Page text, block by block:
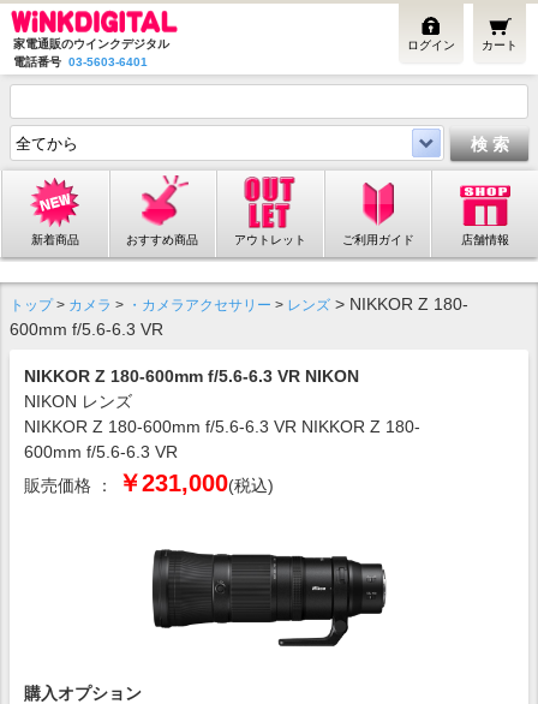
家電通販のウインクデジタル
電話番号 03-5603-6401
カート
ログイン
新着商品 おすすめ商品 アウトレット ご利用ガイド 店舗情報
トップ> カメラ > ・カメラアクセサリー > レンズ > NIKKOR Z 180-
600mm f/5.6-6.3 VR
NIKKOR Z 180-600mm f/5.6-6.3 VR NIKON
NIKON レンズ
NIKKOR Z 180-600mm f/5.6-6.3 VR NIKKOR Z 180-
600mm f/5.6-6.3 VR
販売価格 ：
￥231,000(税込)
購入オプション